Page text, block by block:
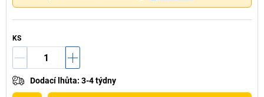
KS
Dodací lhůta: 3-4 týdny